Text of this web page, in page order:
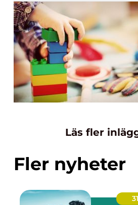
Läs fler
Fler nyheter